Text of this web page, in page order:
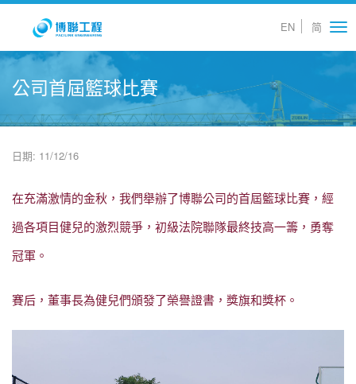
EN 简
公司首屆籃球比賽
日期: 11/12/16
在充滿激情的金秋，我們舉辦了博聯公司的首屆籃球比賽，經
過各項目健兒的激烈競爭，初級法院聯隊最終技高一籌，勇奪
冠軍。
賽后，董事長為健兒們頒發了榮譽證書，獎旗和獎杯。